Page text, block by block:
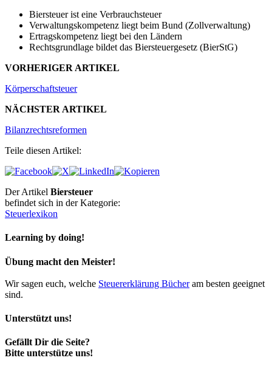
Biersteuer ist eine Verbrauchsteuer
Verwaltungskompetenz liegt beim Bund (Zollverwaltung)
Ertragskompetenz liegt bei den Ländern
Rechtsgrundlage bildet das Biersteuergesetz (BierStG)
VORHERIGER ARTIKEL
Körperschaftsteuer
NÄCHSTER ARTIKEL
Bilanzrechtsreformen
Teile diesen Artikel:
Der Artikel Biersteuer
befindet sich in der Kategorie:
Steuerlexikon
Learning by doing!
Übung macht den Meister!
Wir sagen euch, welche Steuererklärung Bücheram besten geeignet
sind.
Unterstützt uns!
Gefällt Dir die Seite?
Bitte unterstütze uns!